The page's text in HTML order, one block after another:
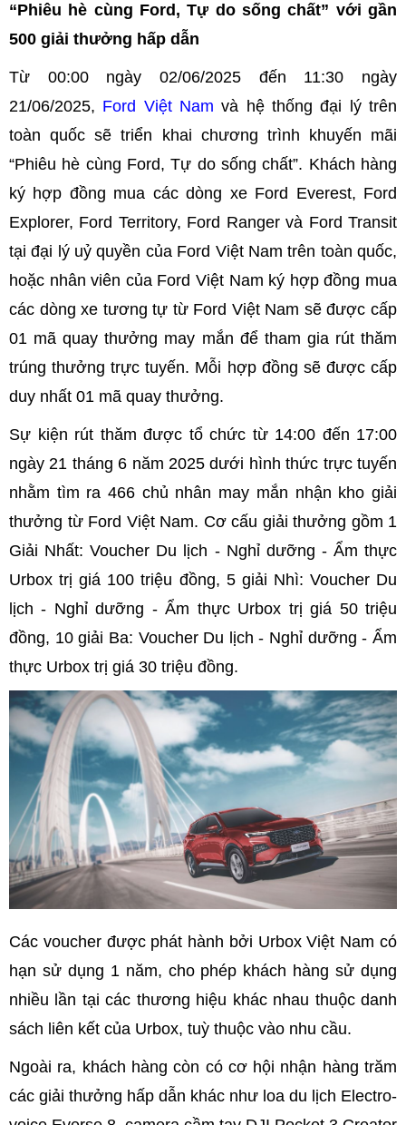
“Phiêu hè cùng Ford, Tự do sống chất” với gần
500 giải thưởng hấp dẫn
Từ 00:00 ngày 02/06/2025 đến 11:30 ngày
21/06/2025, Ford Việt Nam và hệ thống đại lý trên
toàn quốc sẽ triển khai chương trình khuyến mãi
“Phiêu hè cùng Ford, Tự do sống chất”. Khách hàng
ký hợp đồng mua các dòng xe Ford Everest, Ford
Explorer, Ford Territory, Ford Ranger và Ford Transit
tại đại lý uỷ quyền của Ford Việt Nam trên toàn quốc,
hoặc nhân viên của Ford Việt Nam ký hợp đồng mua
các dòng xe tương tự từ Ford Việt Nam sẽ được cấp
01 mã quay thưởng may mắn để tham gia rút thăm
trúng thưởng trực tuyến. Mỗi hợp đồng sẽ được cấp
duy nhất 01 mã quay thưởng.
Sự kiện rút thăm được tổ chức từ 14:00 đến 17:00
ngày 21 tháng 6 năm 2025 dưới hình thức trực tuyến
nhằm tìm ra 466 chủ nhân may mắn nhận kho giải
thưởng từ Ford Việt Nam. Cơ cấu giải thưởng gồm 1
Giải Nhất: Voucher Du lịch - Nghỉ dưỡng - Ẩm thực
Urbox trị giá 100 triệu đồng, 5 giải Nhì: Voucher Du
lịch - Nghỉ dưỡng - Ẩm thực Urbox trị giá 50 triệu
đồng, 10 giải Ba: Voucher Du lịch - Nghỉ dưỡng - Ẩm
thực Urbox trị giá 30 triệu đồng.
Các voucher được phát hành bởi Urbox Việt Nam có
hạn sử dụng 1 năm, cho phép khách hàng sử dụng
nhiều lần tại các thương hiệu khác nhau thuộc danh
sách liên kết của Urbox, tuỳ thuộc vào nhu cầu.
Ngoài ra, khách hàng còn có cơ hội nhận hàng trăm
các giải thưởng hấp dẫn khác như loa du lịch Electro-